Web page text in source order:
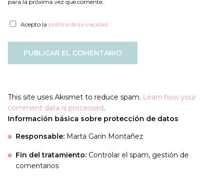
Acepto la política de privacidad
para la próxima vez que comente.
This site uses Akismet to reduce spam. Learn how your
comment data is processed.
Información básica sobre protección de datos
Responsable: Marta Garín Montañez
Fin del tratamiento: Controlar el spam, gestión de
comentarios